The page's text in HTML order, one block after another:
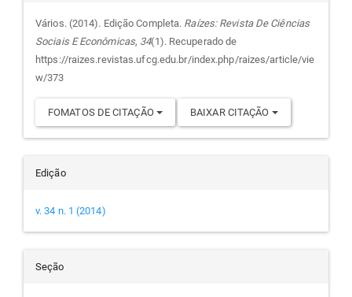
do
artigo
Vários. (2014). Edição Completa. Raízes: Revista De Ciências
Sociais E Econômicas, 34(1). Recuperado de
https://raizes.revistas.ufcg.edu.br/index.php/raizes/article/vie
w/373
FOMATOS DE CITAÇÃO BAIXAR CITAÇÃO
Edição
v. 34 n. 1 (2014)
Seção